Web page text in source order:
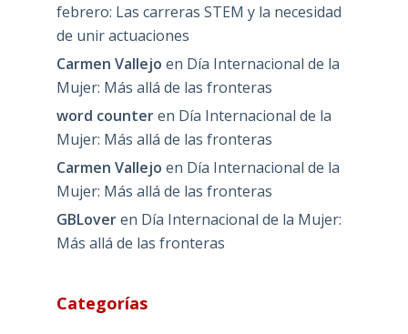
febrero: Las carreras STEM y la necesidad
de unir actuaciones
Carmen Vallejo en Día Internacional de la
Mujer: Más allá de las fronteras
word counteren Día Internacional de la
Mujer: Más allá de las fronteras
Carmen Vallejo en Día Internacional de la
Mujer: Más allá de las fronteras
GBLoveren Día Internacional de la Mujer:
Más allá de las fronteras
Categorías